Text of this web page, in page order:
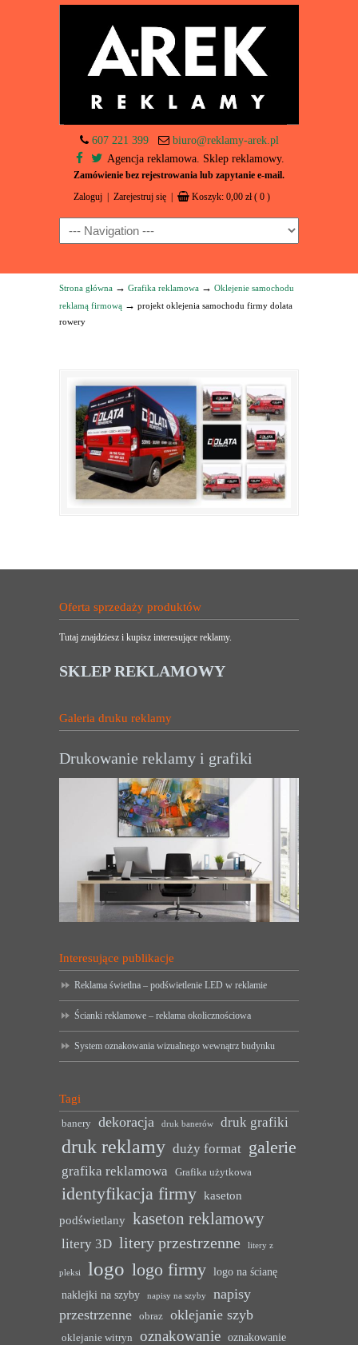
607 221 399
biuro@reklamy-arek.pl
Agencja reklamowa. Sklep reklamowy.
Zamówienie bez rejestrowania lub zapytanie e-mail.
Zaloguj Zarejestruj się Koszyk: 0,00 zł ( 0 )
Navigation
Strona główna → Grafika reklamowa → Oklejenie samochodu
reklamą firmową → projekt oklejenia samochodu firmy dolata
rowery
Oferta sprzedaży produktów
Tutaj znajdziesz i kupisz interesujące reklamy.
SKLEP REKLAMOWY
Galeria druku reklamy
Drukowanie reklamy i grafiki
Interesujące publikacje
Reklama świetlna – podświetlenie LED w reklamie
Ścianki reklamowe – reklama okolicznościowa
System oznakowania wizualnego wewnątrz budynku
Tagi
banery dekoracja druk banerów druk grafiki
druk reklamy duży format galerie
grafika reklamowa Grafika użytkowa
identyfikacja firmy kaseton
podświetlany kaseton reklamowy
litery 3D litery przestrzenne litery z
pleksi logo logo firmy logo na ścianę
naklejki na szyby
napisy na szyby
napisy
przestrzenne
obraz oklejanie szyb
oklejanie witryn oznakowanie oznakowanie